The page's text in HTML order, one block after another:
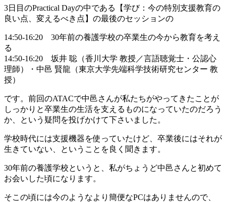
3日目のPractical Dayの中である【学び：今の特別支援教育の
良い点、変えるべき点】の最後のセッションの
14:50-16:20 30年前の養護学校の卒業生の今から教育を考え
る
14:50-16:20 坂井 聡（香川大学 教授／言語聴覚士・公認心
理師）・中邑 賢龍（東京大学先端科学技術研究センター 教
授）
です。前回のATACで中邑さんが私たちがやってきたことが
しっかりと卒業生の生活を支えるものになっていたのだろう
か、という疑問を投げかけて下さいました。
学校時代には支援機器を使っていたけど、卒業後にはそれが
生きていない、ということを良く聞きます。
30年前の養護学校というと、私がちょうど中邑さんと初めて
お会いした頃になります。
そこの頃には今のようなより簡便なPCはありませんので、